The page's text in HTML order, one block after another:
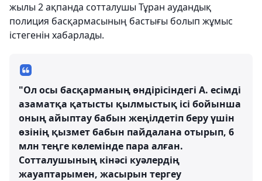
жылы 2 ақпанда сотталушы Тұран аудандық
полиция басқармасының бастығы болып жұмыс
істегенін хабарлады.
"Ол осы басқарманың өндірісіндегі А. есімді
азаматқа қатысты қылмыстық ісі бойынша
оның айыптау бабын жеңілдетіп беру үшін
өзінің қызмет бабын пайдалана отырып, 6
млн теңге көлемінде пара алған.
Сотталушының кінәсі куәлердің
жауаптарымен, жасырын тергеу